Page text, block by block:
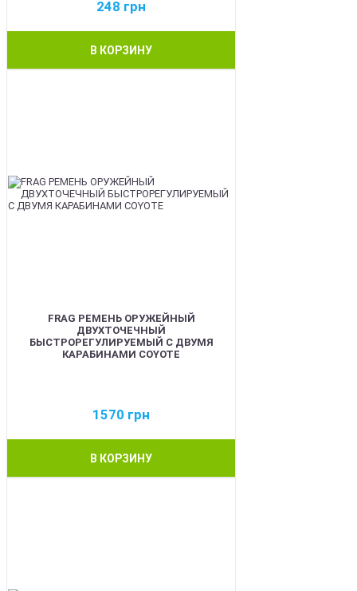
248 грн
В КОРЗИНУ
FRAG РЕМЕНЬ ОРУЖЕЙНЫЙ
ДВУХТОЧЕЧНЫЙ
БЫСТРОРЕГУЛИРУЕМЫЙ С ДВУМЯ
КАРАБИНАМИ COYOTE
1570 грн
В КОРЗИНУ